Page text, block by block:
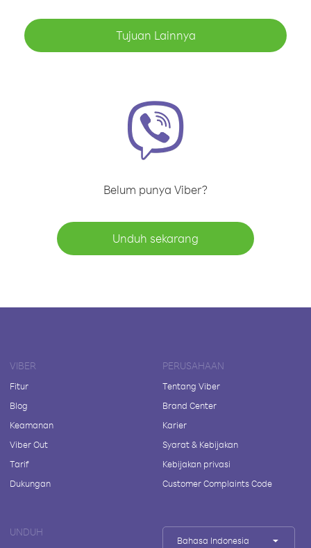
Tujuan Lainnya
Belum punya Viber?
Unduh sekarang
VIBER
Fitur
Blog
Keamanan
Viber Out
Tarif
Dukungan
PERUSAHAAN
Tentang Viber
Brand Center
Karier
Syarat & Kebijakan
Kebijakan privasi
Customer Complaints Code
UNDUH
Bahasa Indonesia